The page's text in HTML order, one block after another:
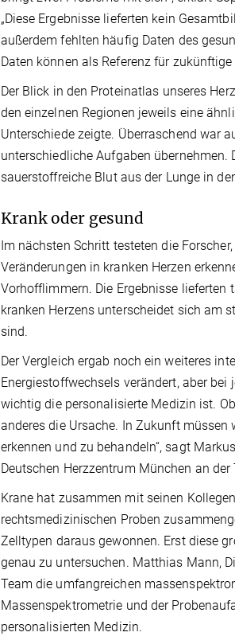
„Diese Ergebnisse lieferten kein
außerdem fehlten häufig Daten des
Daten können als Referenz für
Der Blick in den Proteinatlas unseres
den einzelnen Regionen jeweils eine
Unterschiede zeigte. Überraschend war
unterschiedliche Aufgaben
sauerstoffreiche Blut aus der Lunge in
Krank oder gesund
Im nächsten Schritt testeten die
Veränderungen in kranken Herzen
Vorhofflimmern. Die Ergebnisse lieferten
kranken Herzens unterscheidet sich am
sind.
Der Vergleich ergab noch ein weiteres
Energiestoffwechsels verändert, aber bei
wichtig die personalisierte Medizin ist.
anderes die Ursache. In Zukunft
erkennen und zu behandeln“, sagt
Deutschen Herzzentrum München an
Krane hat zusammen mit seinen
rechtsmedizinischen Proben
Zelltypen daraus gewonnen. Erst diese
genau zu untersuchen. Matthias Mann,
Team die umfangreichen
Massenspektrometrie und der
personalisierten Medizin.